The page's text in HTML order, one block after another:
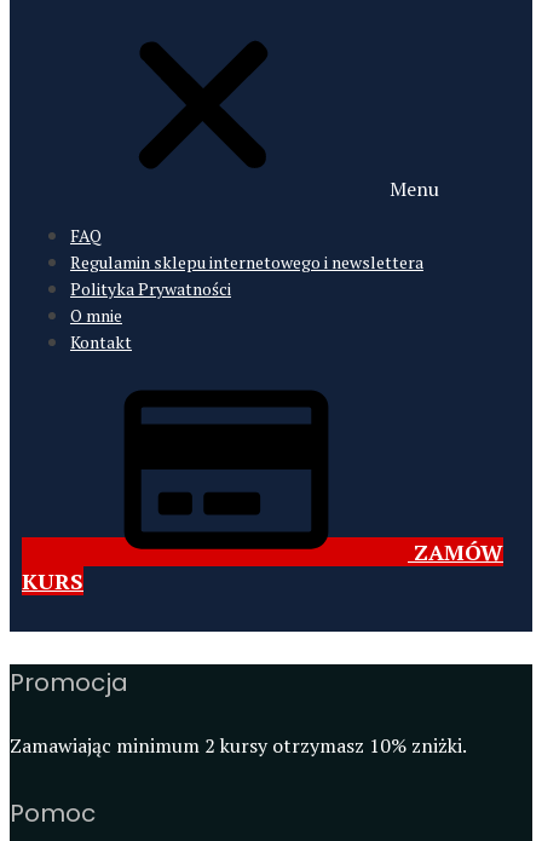
Menu
FAQ
Regulamin sklepu internetowego i newslettera
Polityka Prywatności
O mnie
Kontakt
ZAMÓW
KURS
Promocja
Zamawiając minimum 2 kursy otrzymasz 10% zniżki.
Pomoc